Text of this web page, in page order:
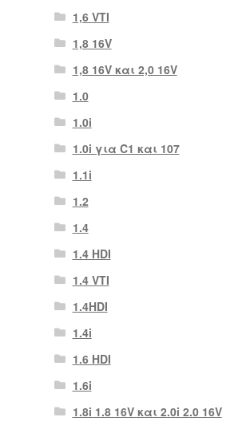
1,6 VTI
1,8 16V
1,8 16V και 2,0 16V
1.0
1.0i
1.0i για C1 και 107
1.1i
1.2
1.4
1.4 HDI
1.4 VTI
1.4HDI
1.4i
1.6 HDI
1.6i
1.8i 1.8 16V και 2.0i 2.0 16V